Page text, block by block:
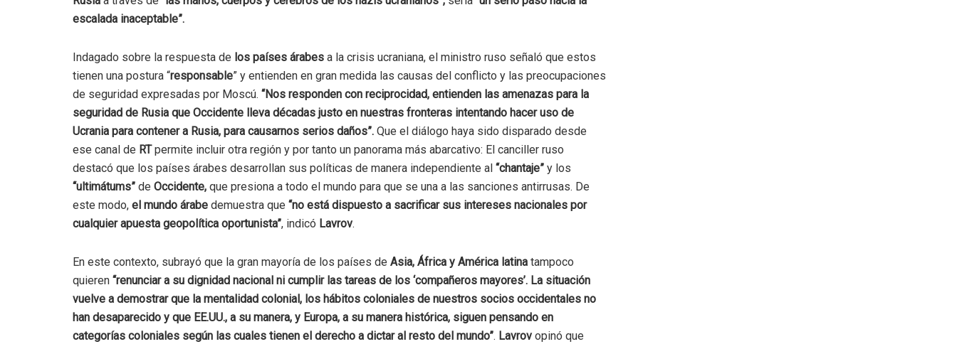
escalada inaceptable”.
Indagado sobre la respuesta de los países árabes a la crisis ucraniana, el ministro ruso señaló que estos
tienen una postura “responsable” y entienden en gran medida las causas del conflicto y las preocupaciones
de seguridad expresadas por Moscú. “Nos responden con reciprocidad, entienden las amenazas para la
seguridad de Rusia que Occidente lleva décadas justo en nuestras fronteras intentando hacer uso de
Ucrania para contener a Rusia, para causarnos serios daños”. Que el diálogo haya sido disparado desde
ese canal de RTpermite incluir otra región y por tanto un panorama más abarcativo: El canciller ruso
destacó que los países árabes desarrollan sus políticas de manera independiente al “chantaje” y los
“ultimátums” de Occidente, que presiona a todo el mundo para que se una a las sanciones antirrusas. De
este modo, el mundo árabe demuestra que “no está dispuesto a sacrificar sus intereses nacionales por
cualquier apuesta geopolítica oportunista”, indicó Lavrov.
En este contexto, subrayó que la gran mayoría de los países de Asia, África y América latina tampoco
quieren “renunciar a su dignidad nacional ni cumplir las tareas de los ‘compañeros mayores’. La situación
vuelve a demostrar que la mentalidad colonial, los hábitos coloniales de nuestros socios occidentales no
han desaparecido y que EE.UU., a su manera, y Europa, a su manera histórica, siguen pensando en
categorías coloniales según las cuales tienen el derecho a dictar al resto del mundo”. Lavrov opinó que